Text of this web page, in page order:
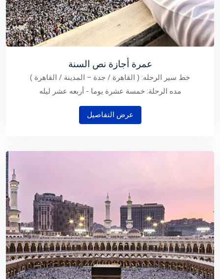
عمرة أجازة نص السنة
خط سير الرحله: ( القاهرة / جدة – المدينة / القاهرة )
مده الرحلة: خمسة عشرة يوما - أربعه عشر ليله
عرض التفاصيل